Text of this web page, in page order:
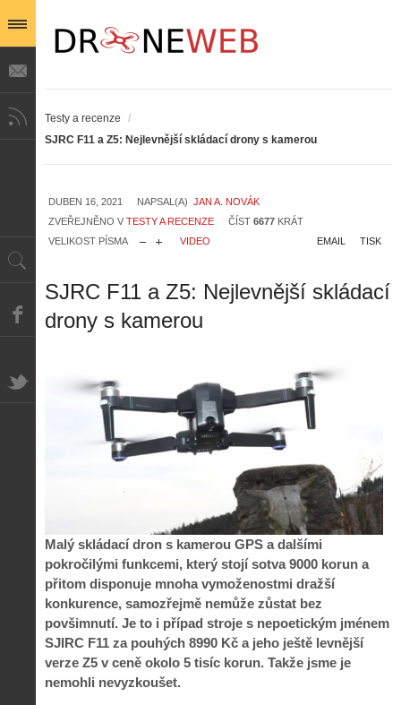
Testy a recenze
/
SJRC F11 a Z5: Nejlevnější skládací drony s kamerou
DUBEN 16, 2021 NAPSAL(A) JAN A. NOVÁK
ZVEŘEJNĚNO V TESTY A RECENZE ČÍST 6677 KRÁT
VELIKOST PÍSMA
TISK
EMAIL
VIDEO
SJRC F11 a Z5: Nejlevnější skládací
drony s kamerou
Malý skládací dron s kamerou GPS a dalšími
pokročilými funkcemi, který stojí sotva 9000 korun a
přitom disponuje mnoha vymoženostmi dražší
konkurence, samozřejmě nemůže zůstat bez
povšimnutí. Je to i případ stroje s nepoetickým jménem
SJIRC F11 za pouhých 8990 Kč a jeho ještě levnější
verze Z5 v ceně okolo 5 tisíc korun. Takže jsme je
nemohli nevyzkoušet.